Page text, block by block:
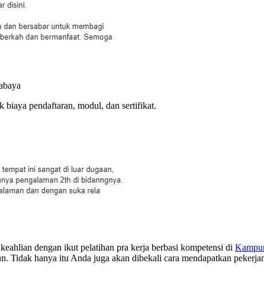
biaya pendaftaran, modul, dan sertifikat.
dengan ikut pelatihan pra kerja berbasi kompetensi di
Tidak hanya itu Anda juga akan dibekali cara mendapatkan